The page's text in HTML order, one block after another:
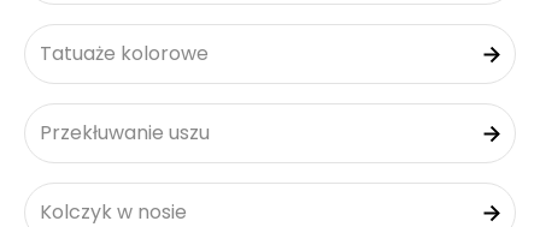
Tatuaże kolorowe
Przekłuwanie uszu
Kolczyk w nosie